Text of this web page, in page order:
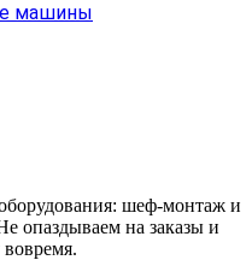
машины
шеф-монтаж и
опаздываем на заказы и